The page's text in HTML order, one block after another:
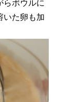
らボウルに
いた卵も加